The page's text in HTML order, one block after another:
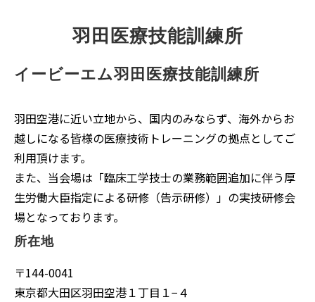
羽田医療技能訓練所
イービーエム羽田医療技能訓練所
羽田空港に近い立地から、国内のみならず、海外からお
越しになる皆様の医療技術トレーニングの拠点としてご
利用頂けます。
また、当会場は「臨床工学技士の業務範囲追加に伴う厚
生労働大臣指定による研修（告示研修）」の実技研修会
場となっております。
所在地
〒144-0041
東京都大田区羽田空港１丁目１−４